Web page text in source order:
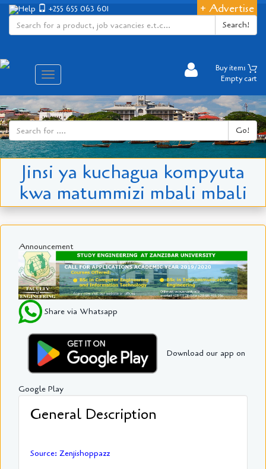
+ Advertise
Help
+255 655 063 601
Search!
Aina
ya
matembezi
Buy items
Empty cart
Go!
Jinsi ya kuchagua kompyuta
kwa matummizi mbali mbali
Announcement
Share via Whatsapp
Download our app on
Google Play
General Description
Source: Zenjishoppazz